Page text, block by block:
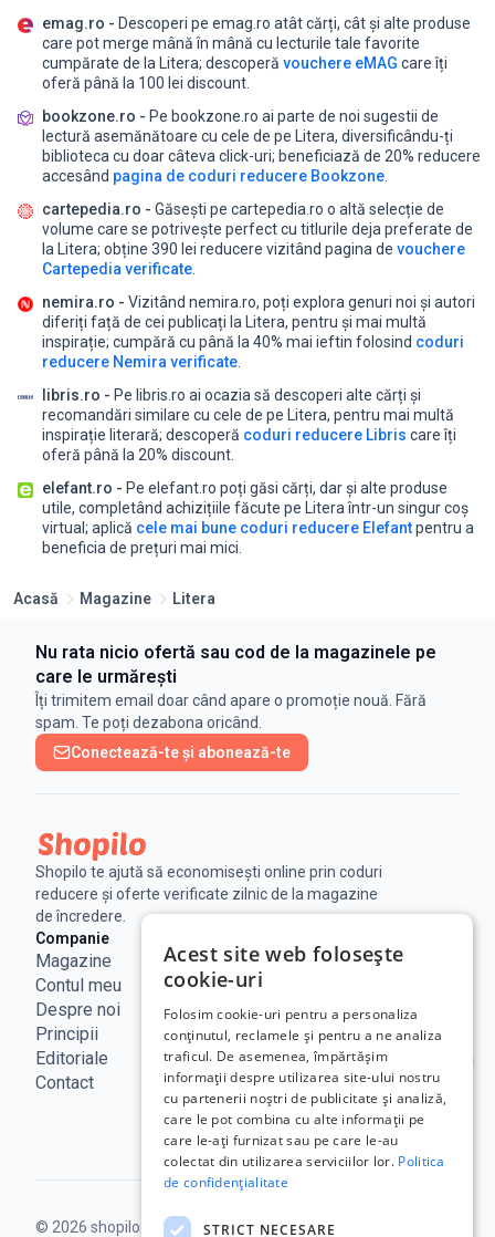
emag.ro - Descoperi pe emag.ro atât cărți, cât și alte produse
care pot merge mână în mână cu lecturile tale favorite
cumpărate de la Litera; descoperă vouchere eMAG care îți
oferă până la 100 lei discount.
bookzone.ro - Pe bookzone.ro ai parte de noi sugestii de
lectură asemănătoare cu cele de pe Litera, diversificându-ți
biblioteca cu doar câteva click-uri; beneficiază de 20% reducere
accesând pagina de coduri reducere Bookzone
cartepedia.ro - Găsești pe cartepedia.ro o altă selecție de
volume care se potrivește perfect cu titlurile deja preferate de
la Litera; obține 390 lei reducere vizitând pagina de vouchere
Cartepedia verificate
nemira.ro - Vizitând nemira.ro, poți explora genuri noi și autori
diferiți față de cei publicați la Litera, pentru și mai multă
inspirație; cumpără cu până la 40% mai ieftin folosind coduri
reducere Nemira verificate
libris.ro - Pe libris.ro ai ocazia să descoperi alte cărți și
recomandări similare cu cele de pe Litera, pentru mai multă
inspirație literară; descoperă coduri reducere Libris care îți
oferă până la 20% discount.
elefant.ro - Pe elefant.ro poți găsi cărți, dar și alte produse
utile, completând achizițiile făcute pe Litera într-un singur coș
virtual; aplică cele mai bune coduri reducere Elefantpentru a
beneficia de prețuri mai mici.
Acasă Magazine Litera
Nu rata nicio ofertă sau cod de la magazinele pe
care le urmărești
Îți trimitem email doar când apare o promoție nouă. Fără
spam. Te poți dezabona oricând.
Conectează-te și abonează-te
Shopilo te ajută să economisești online prin coduri
reducere și oferte verificate zilnic de la magazine
de încredere.
Companie
Magazine
Contul meu
Despre noi
Principii
Editoriale
Contact
Notificare
Legala
Politica de
confidențialitate
Termeni de
utilizare
Politica
Cookie
Blog
ANPC
SAL - UE
ECC Romania
ANCOM
© 2026 shopilo.ro. Operat de DontPayFull SRL |
Acest site web folosește
cookie-uri
Folosim cookie-uri pentru a personaliza
conținutul, reclamele și pentru a ne analiza
traficul. De asemenea, împărtășim
informații despre utilizarea site-ului nostru
cu partenerii noștri de publicitate și analiză,
care le pot combina cu alte informații pe
care le-ați furnizat sau pe care le-au
colectat din utilizarea serviciilor lor. Politica
de confidențialitate
STRICT NECESARE